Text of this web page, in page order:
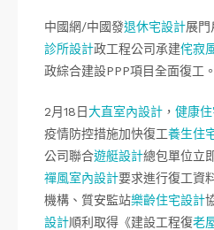
中國網/中國發退休宅設計展門
診所設計政工程公司承建侘寂
政綜合建設PPP項目全面復工。
2月18日大直室內設計 ， 健康住
疫情防控措施加快復工養生住
公司聯合遊艇設計總包單位立
禪風室內設計要求進行復工資
機構、質安監站樂齡住宅設計
設計順利取得《建設工程復老